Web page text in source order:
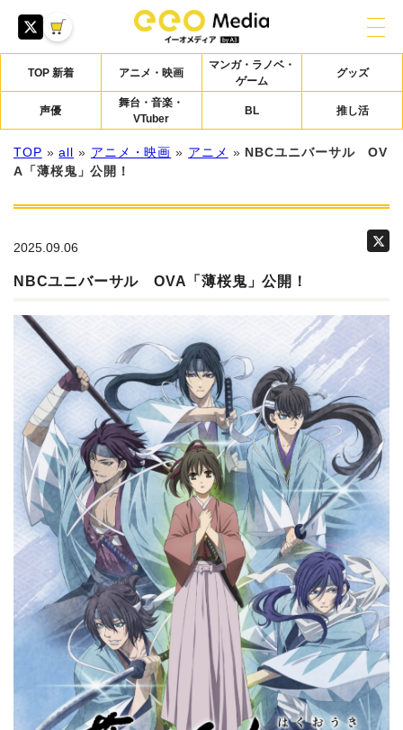
TOP 新着 アニメ・映画
マンガ・ラノベ・
ゲーム
グッズ
声優
舞台・音楽・
VTuber
BL 推し活
TOP »all » アニメ・映画 » アニメ » NBCユニバーサル OV
A「薄桜鬼」公開！
2025.09.06
NBCユニバーサル OVA「薄桜鬼」公開！